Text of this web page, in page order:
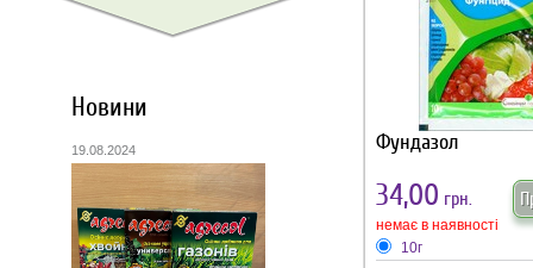
Новини
19.08.2024 Фундазол
34,00 грн.
немає в наявності
10г